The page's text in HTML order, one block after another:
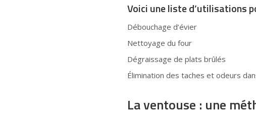
Voici une liste d’utilisations
Débouchage d’évier
Nettoyage du four
Dégraissage de plats brûlés
Élimination des taches et odeurs
La ventouse : une